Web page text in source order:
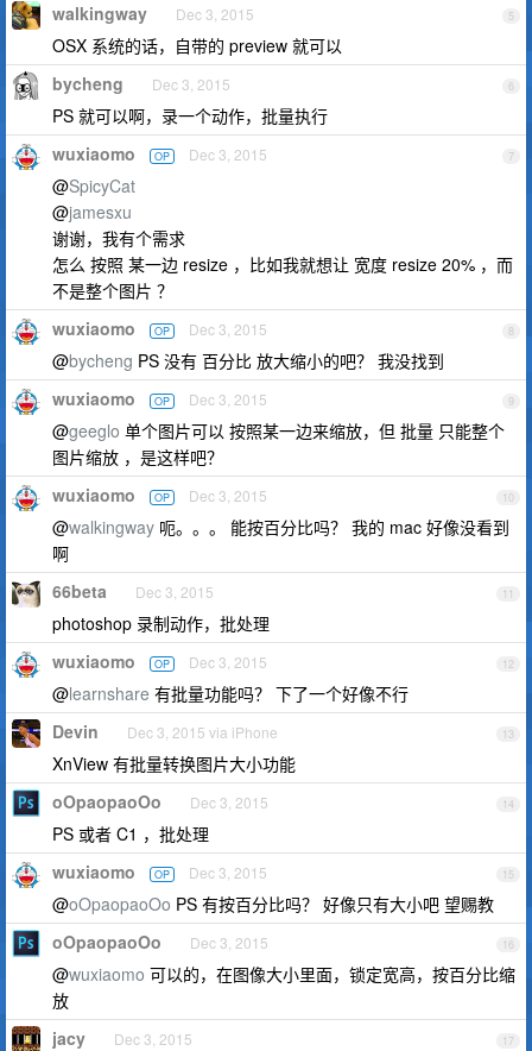
5
walkingway Dec 3, 2015
OSX 系统的话，自带的 preview 就可以
6
bycheng Dec 3, 2015
PS 就可以啊，录一个动作，批量执行
7
wuxiaomo OP Dec 3, 2015
@SpicyCat
@jamesxu
谢谢，我有个需求
怎么 按照 某一边 resize ，比如我就想让 宽度 resize 20% ，而
不是整个图片 ？
8
wuxiaomo OP Dec 3, 2015
@bycheng PS 没有 百分比 放大缩小的吧？ 我没找到
9
wuxiaomo OP Dec 3, 2015
@geeglo 单个图片可以 按照某一边来缩放，但 批量 只能整个
图片缩放 ，是这样吧？
10
wuxiaomo OP Dec 3, 2015
@walkingway 呃。。。 能按百分比吗？ 我的 mac 好像没看到
啊
11
66beta Dec 3, 2015
photoshop 录制动作，批处理
12
wuxiaomo OP Dec 3, 2015
@learnshare 有批量功能吗？ 下了一个好像不行
13
Devin Dec 3, 2015 via iPhone
XnView 有批量转换图片大小功能
14
oOpaopaoOo Dec 3, 2015
PS 或者 C1 ，批处理
15
wuxiaomo OP Dec 3, 2015
@oOpaopaoOo PS 有按百分比吗？ 好像只有大小吧 望赐教
16
oOpaopaoOo Dec 3, 2015
@wuxiaomo 可以的，在图像大小里面，锁定宽高，按百分比缩
放
17
jacy Dec 3, 2015